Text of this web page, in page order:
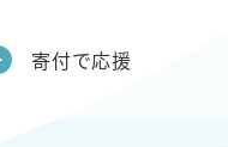
寄付で応援